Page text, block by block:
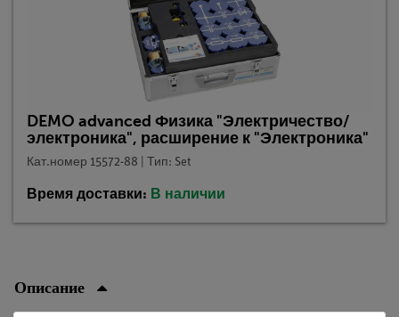
DEMO advanced Физика "Электричество/
электроника", расширение к "Электроника"
Кат.номер 15572-88 | Тип: Set
Время доставки: В наличии
Описание